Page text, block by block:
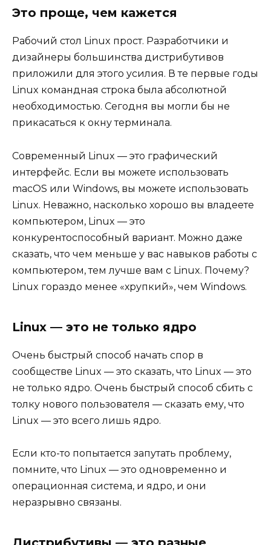
Это проще, чем кажется
Рабочий стол Linux прост. Разработчики и
дизайнеры большинства дистрибутивов
приложили для этого усилия. В те первые годы
Linux командная строка была абсолютной
необходимостью. Сегодня вы могли бы не
прикасаться к окну терминала.
Современный Linux — это графический
интерфейс. Если вы можете использовать
macOS или Windows, вы можете использовать
Linux. Неважно, насколько хорошо вы владеете
компьютером, Linux — это
конкурентоспособный вариант. Можно даже
сказать, что чем меньше у вас навыков работы с
компьютером, тем лучше вам с Linux. Почему?
Linux гораздо менее «хрупкий», чем Windows.
Linux — это не только ядро
Очень быстрый способ начать спор в
сообществе Linux — это сказать, что Linux — это
не только ядро. Очень быстрый способ сбить с
толку нового пользователя — сказать ему, что
Linux — это всего лишь ядро.
Если кто-то попытается запутать проблему,
помните, что Linux — это одновременно и
операционная система, и ядро, и они
неразрывно связаны.